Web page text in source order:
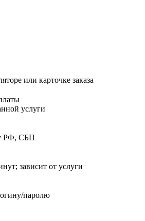
или карточке заказа
услуги
РФ, СБП
зависит от услуги
паролю